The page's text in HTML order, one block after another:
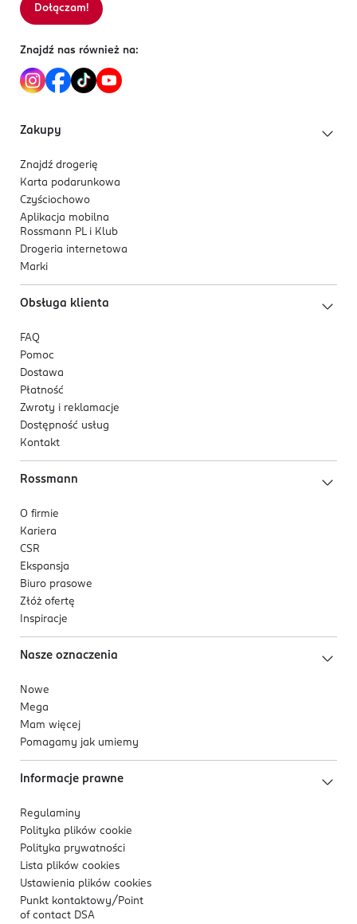
Sortowanie wg
Dołączam!
Znajdź nas również na:
Zakupy
Znajdź drogerię
Karta podarunkowa
Czyściochowo
Aplikacja mobilna
Rossmann PL i Klub
Drogeria internetowa
Marki
Obsługa klienta
FAQ
Pomoc
Dostawa
Płatność
Zwroty i reklamacje
Dostępność usług
Kontakt
Rossmann
O firmie
Kariera
CSR
Ekspansja
Biuro prasowe
Złóż ofertę
Inspiracje
Nasze oznaczenia
Nowe
Mega
Mam więcej
Pomagamy jak umiemy
Informacje prawne
Regulaminy
Polityka plików cookie
Polityka prywatności
Lista plików cookies
Ustawienia plików cookies
Punkt kontaktowy/ Point
of contact DSA